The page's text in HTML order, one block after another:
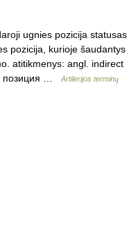
ugnies pozicija statusas
pozicija, kurioje šaudantys
atitikmenys: angl. indirect
позиция …
Artilerijos terminų